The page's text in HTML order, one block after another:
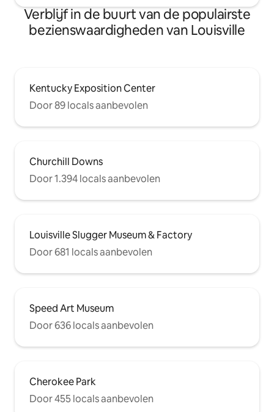
gebouwd in de late 19e eeuw en
onderdeel van het grotere Highlands-
gebied. De met bomen omzoomde
straten zijn op korte loopafstand van de
Parken, restaurants, winkels,
supermarkten zijn allemaal binnen 5
minuten lopen. Het centrum of Churchill
Downs ligt op 5-10 minuten rijden.
Parkeergelegenheid op straat is
Verblijf in de buurt van de populairste
bezienswaardigheden van Louisville
Kentucky Exposition Center
Door 89 locals aanbevolen
Churchill Downs
Door 1.394 locals aanbevolen
Louisville Slugger Museum & Factory
Door 681 locals aanbevolen
Speed Art Museum
Door 636 locals aanbevolen
Cherokee Park
Door 455 locals aanbevolen